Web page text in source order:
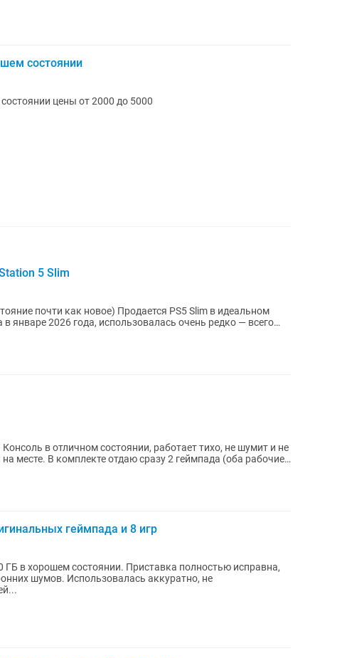
состоянии
цены от 2000 до 5000
5 Slim
Продается PS5 Slim в идеальном
январе 2026 года, использовалась очень редко — всего
в отличном состоянии, работает тихо, не шумит и не
месте. В комплекте отдаю сразу 2 геймпада (оба рабочие,
геймпада и 8 игр
ГБ в хорошем состоянии. Приставка полностью исправна,
шумов. Использовалась аккуратно, не